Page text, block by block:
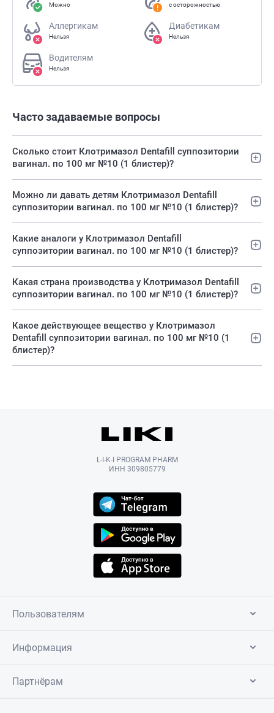
Можно с осторожностью
Аллергикам
Нельзя
Диабетикам
Нельзя
Водителям
Нельзя
Часто задаваемые вопросы
Сколько стоит Клотримазол Dentafill суппозитории
вагинал. по 100 мг №10 (1 блистер)?
Можно ли давать детям Клотримазол Dentafill
суппозитории вагинал. по 100 мг №10 (1 блистер)?
Какие аналоги у Клотримазол Dentafill
суппозитории вагинал. по 100 мг №10 (1 блистер)?
Какая страна производства у Клотримазол Dentafill
суппозитории вагинал. по 100 мг №10 (1 блистер)?
Какое действующее вещество у Клотримазол
Dentafill суппозитории вагинал. по 100 мг №10 (1
блистер)?
L-I-K-I PROGRAM PHARM
ИНН 309805779
Пользователям
Информация
Партнёрам